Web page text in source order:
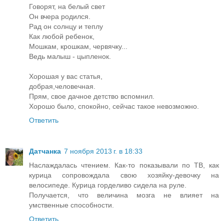
Говорят, на белый свет
Он вчера родился.
Рад он солнцу и теплу
Как любой ребенок,
Мошкам, крошкам, червячку...
Ведь малыш - цыпленок.
Хорошая у вас статья,
добрая,человечная.
Прям, свое дачное детство вспомнил.
Хорошо было, спокойно, сейчас такое невозможно.
Ответить
Датчанка 7 ноября 2013 г. в 18:33
Наслаждалась чтением. Как-то показывали по ТВ, как
курица сопровождала свою хозяйку-девочку на
велосипеде. Курица горделиво сидела на руле.
Получается, что величина мозга не влияет на
умственные способности.
Ответить